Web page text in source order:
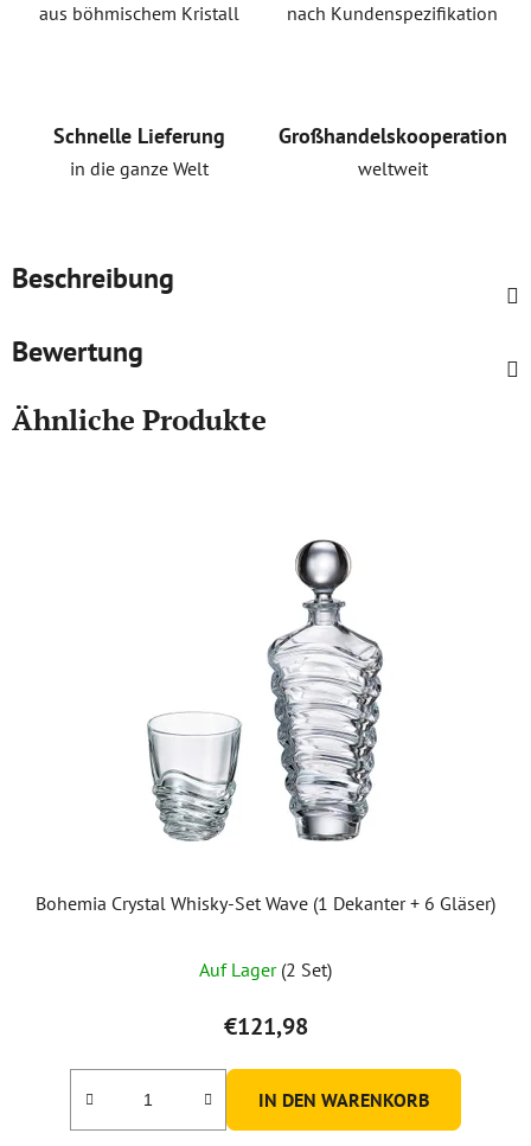
aus böhmischem Kristall nach Kundenspezifikation
Schnelle Lieferung
in die ganze Welt
Großhandelskooperation
weltweit
Beschreibung
Bewertung
Ähnliche Produkte
Bohemia Crystal Whisky-Set Wave (1 Dekanter + 6 Gläser)
Auf Lager (2 Set)
€121,98
IN DEN WARENKORB